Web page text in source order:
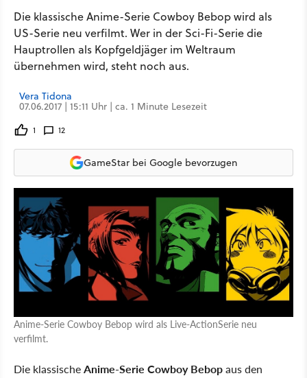
Die klassische Anime-Serie Cowboy Bebop wird als
US-Serie neu verfilmt. Wer in der Sci-Fi-Serie die
Hauptrollen als Kopfgeldjäger im Weltraum
übernehmen wird, steht noch aus.
Vera Tidona
07.06.2017 | 15:11 Uhr | ca. 1 Minute Lesezeit
1 12
GameStar bei Google bevorzugen
Anime-Serie Cowboy Bebop wird als Live-ActionSerie neu
verfilmt.
Die klassischeAnime-Serie Cowboy Bebopaus den